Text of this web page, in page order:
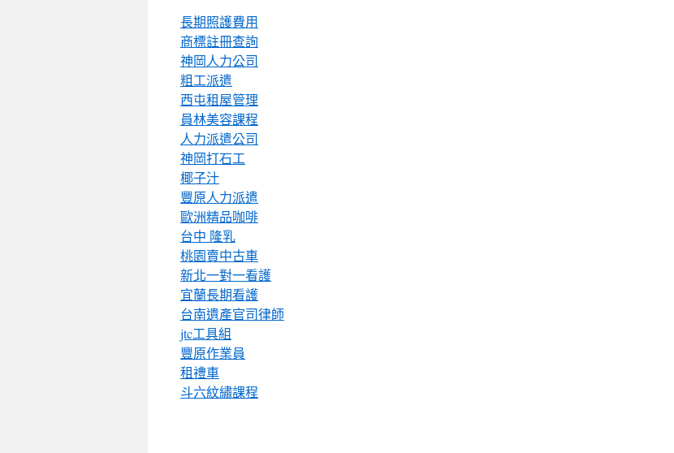
長期照護費用
商標註冊查詢
神岡人力公司
粗工派遣
西屯租屋管理
員林美容課程
人力派遣公司
神岡打石工
椰子汁
豐原人力派遣
歐洲精品咖啡
台中 隆乳
桃園賣中古車
新北一對一看護
宜蘭長期看護
台南遺產官司律師
jtc工具組
豐原作業員
租禮車
斗六紋繡課程